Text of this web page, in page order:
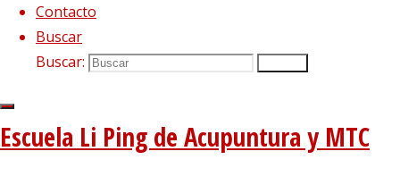
Contacto
Buscar
Buscar:
Escuela Li Ping de Acupuntura y MTC
Síguenos en Twitter
Tweets sobre liping_mtc
Blog – Últimos artículos
Dietética, Nutrición y Medicina china22 febrero, 2023